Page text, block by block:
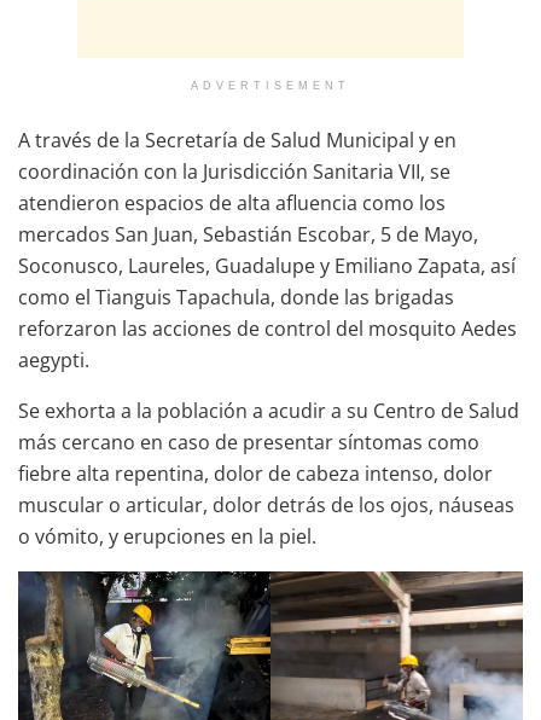
ADVERTISEMENT
A través de la Secretaría de Salud Municipal y en
coordinación con la Jurisdicción Sanitaria VII, se
atendieron espacios de alta afluencia como los
mercados San Juan, Sebastián Escobar, 5 de Mayo,
Soconusco, Laureles, Guadalupe y Emiliano Zapata, así
como el Tianguis Tapachula, donde las brigadas
reforzaron las acciones de control del mosquito Aedes
aegypti.
Se exhorta a la población a acudir a su Centro de Salud
más cercano en caso de presentar síntomas como
fiebre alta repentina, dolor de cabeza intenso, dolor
muscular o articular, dolor detrás de los ojos, náuseas
o vómito, y erupciones en la piel.